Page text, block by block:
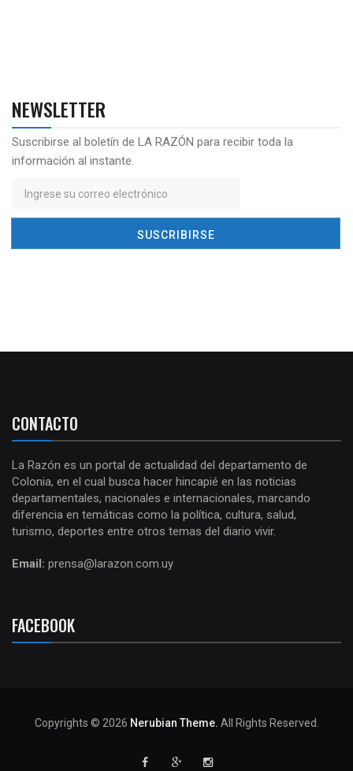
NEWSLETTER
Suscribirse al boletín de LA RAZÓN para recibir toda la
información al instante.
CONTACTO
La Razón es un portal de actualidad del departamento de
Colonia, en el cual busca hacer hincapié en las noticias
departamentales, nacionales e internacionales, marcando
diferencia en temáticas como la política, cultura, salud,
turismo, deportes entre otros temas del diario vivir.
Email: prensa@larazon.com.uy
FACEBOOK
Copyrights © 2026 Nerubian Theme. All Rights Reserved.